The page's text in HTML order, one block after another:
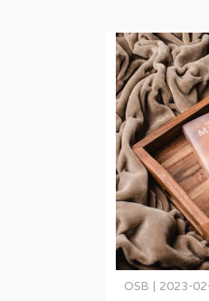
OSB | 2023-